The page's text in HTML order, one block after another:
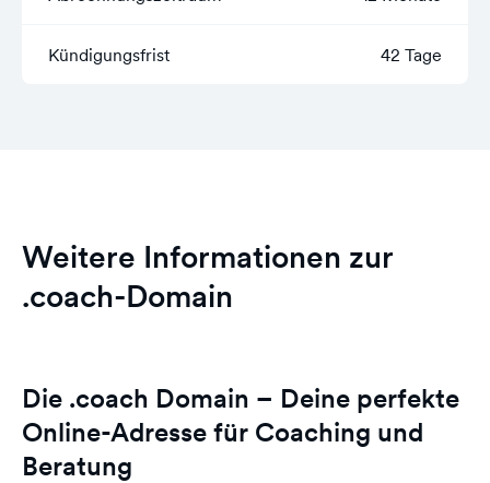
Kündigungsfrist 42 Tage
Weitere Informationen zur
.coach-Domain
Die .coach Domain – Deine perfekte
Online-Adresse für Coaching und
Beratung